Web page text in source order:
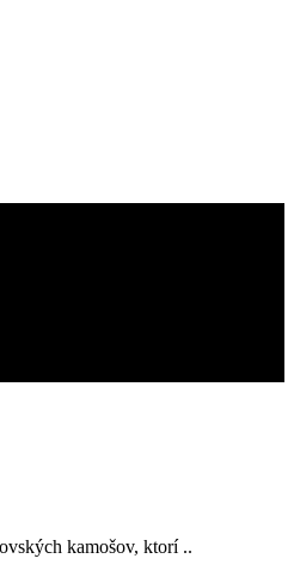
kamošov, ktorí ..